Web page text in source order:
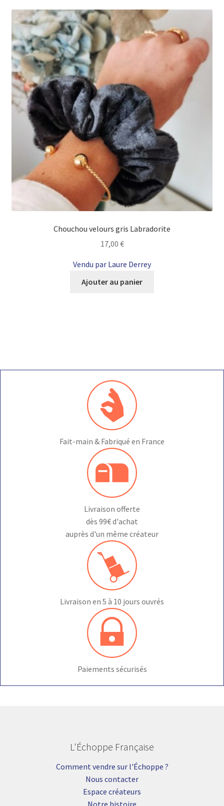
Chouchou velours gris Labradorite
17,00 €
Vendu par Laure Derrey
Ajouter au panier
Fait-main & Fabriqué en France
Livraison offerte
dès 99€ d'achat
auprès d'un même créateur
Livraison en 5 à 10 jours ouvrés
Paiements sécurisés
L'Échoppe Française
Comment vendre sur l'Échoppe ?
Nous contacter
Espace créateurs